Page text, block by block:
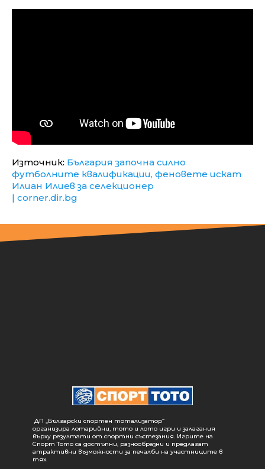
Източник: България започна силно
футболните квалификации, феновете искат
Илиан Илиев за селекционер
| corner.dir.bg
ДП „Български спортен тотализатор“
организира лотарийни, тото и лото игри и залагания
върху резултати от спортни състезания. Игрите на
Спорт Тото са достъпни, разнообразни и предлагат
атрактивни възможности за печалби на участниците в
тях.